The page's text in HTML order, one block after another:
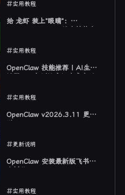
实用教程
2026-03-17
给 龙虾 装上"眼睛"：
实用教程
2026-03-15
OpenClaw 技能推荐 | AI生图
实用教程
2026-03-14
OpenClaw v2026.3.11 更新
更新说明
2026-03-12
OpenClaw 安装最新版飞书官
实用教程